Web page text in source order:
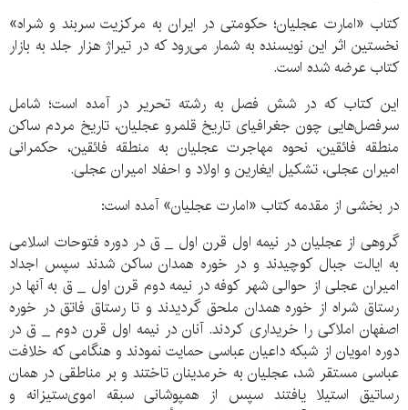
کتاب «امارت عجلیان؛ حکومتی در ایران به مرکزیت سربند و شراه»
نخستین اثر این نویسنده به شمار می‌رود که در تیراژ هزار جلد به بازار
کتاب عرضه شده است.
این کتاب که در شش فصل به رشته تحریر در آمده است؛ شامل
سرفصل‌هایی چون جغرافیای تاریخ قلمرو عجلیان، تاریخ مردم ساکن
منطقه فائقین، نحوه مهاجرت عجلیان به منطقه فائقین، حکمرانی
امیران عجلی، تشکیل ایغارین و اولاد و احفاد امیران عجلی.
در بخشی از مقدمه کتاب «امارت عجلیان» آمده است:
گروهی از عجلیان در نیمه اول قرن اول _ ق در دوره فتوحات اسلامی
به ایالت جبال کوچیدند و در خوره همدان ساکن شدند سپس اجداد
امیران عجلی از حوالی شهر کوفه در نیمه دوم قرن اول _ ق به آنها در
رستاق شراه از خوره همدان ملحق گردیدند و تا رستاق فاتق در خوره
اصفهان املاکی را خریداری کردند. آنان در نیمه اول قرن دوم _ ق در
دوره امویان از شبکه داعیان عباسی حمایت نمودند و هنگامی که خلافت
عباسی مستقر شد، عجلیان به خرمدینان تاختند و بر مناطقی در همان
رساتیق استیلا یافتند سپس از همپوشانی سبقه اموی‌ستیزانه و